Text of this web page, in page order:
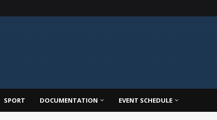
SPORT DOCUMENTATION EVENT SCHEDULE